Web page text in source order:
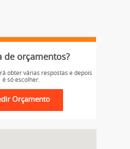
de orçamentos?
obter várias respostas e depois
é só escolher.